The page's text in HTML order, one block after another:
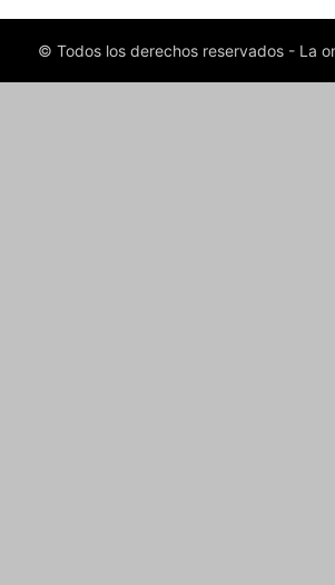
© Todos los derechos reservados - La